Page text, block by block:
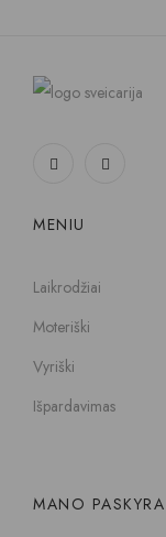
MENIU
Laikrodžiai
Moteriški
Vyriški
Išpardavimas
MANO PASKYRA